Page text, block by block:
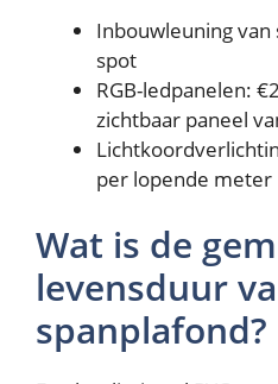
Inbouwleuning
spot
RGB-ledpanelen:
zichtbaar paneel
per lopende meter
Wat is de
levensduur
spanplafond?